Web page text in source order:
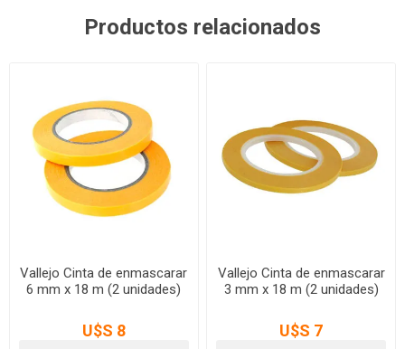
Productos relacionados
Vallejo Cinta de enmascarar
6 mm x 18 m (2 unidades)
U$S 8
Vallejo Cinta de enmascarar
3 mm x 18 m (2 unidades)
U$S 7